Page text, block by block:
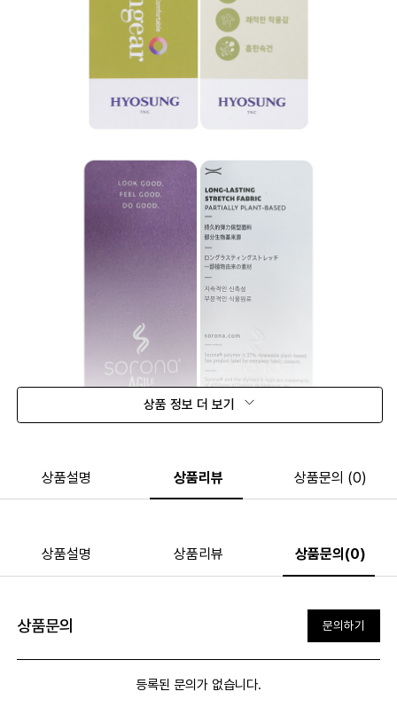
상품 정보 더 보기
상품설명 상품리뷰 상품문의 (0)
상품설명 상품리뷰 상품문의(0)
상품문의 문의하기
등록된 문의가 없습니다.